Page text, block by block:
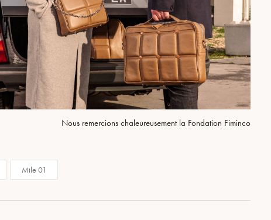
Nous remercions chaleureusement la Fondation Fiminco
Mile 01